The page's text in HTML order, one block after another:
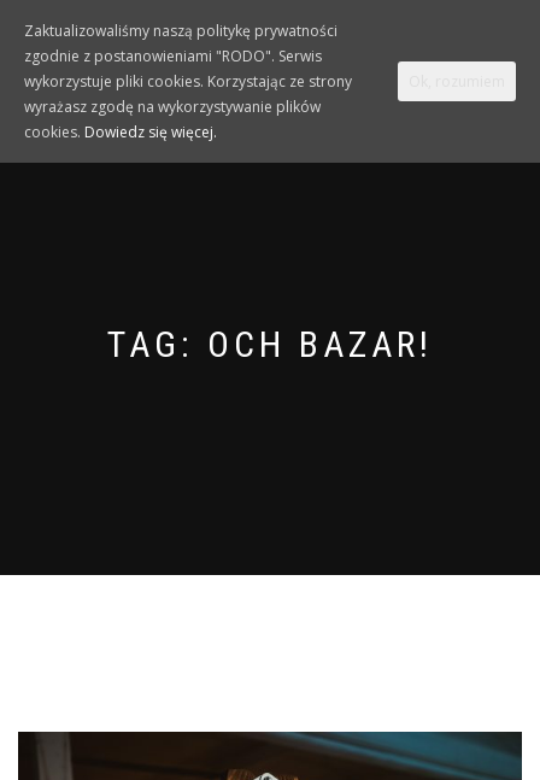
TOGGLE
TAG: OCH BAZAR!
Zaktualizowaliśmy naszą politykę prywatności
zgodnie z postanowieniami "RODO". Serwis
wykorzystuje pliki cookies. Korzystając ze strony
wyrażasz zgodę na wykorzystywanie plików
cookies. Dowiedz się więcej.